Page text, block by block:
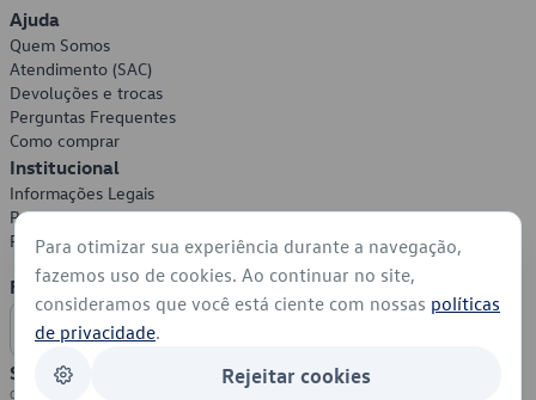
Ajuda
Quem Somos
Atendimento (SAC)
Devoluções e trocas
Perguntas Frequentes
Como comprar
Institucional
Informações Legais
Política de Privacidade
Política de Cookies
Formas de Pagamento
Segurança
Para otimizar sua experiência durante a navegação,
fazemos uso de cookies. Ao continuar no site,
consideramos que você está ciente com nossas políticas
de privacidade.
Rejeitar cookies